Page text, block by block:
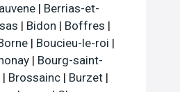
| Berrias-et-
| Bidon | Boffres |
| Boucieu-le-roi |
| Bourg-saint-
| Brossainc | Burzet |